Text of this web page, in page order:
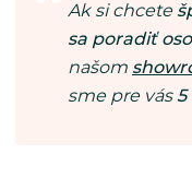
Ak si chcete
sa poradiť
našom
sme pre vás5